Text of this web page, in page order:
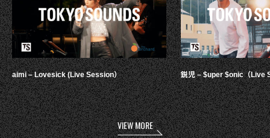
aimi – Lovesick (Live Session） 鋭児 – $uper $onic（Live
VIEW MORE